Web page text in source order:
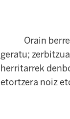
Orain
geratu;
herritarrek
etortzera noiz